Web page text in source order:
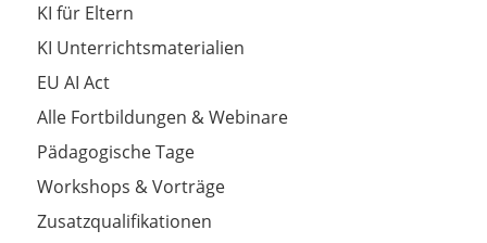
KI für Eltern
KI Unterrichtsmaterialien
EU AI Act
Alle Fortbildungen & Webinare
Pädagogische Tage
Workshops & Vorträge
Zusatzqualifikationen